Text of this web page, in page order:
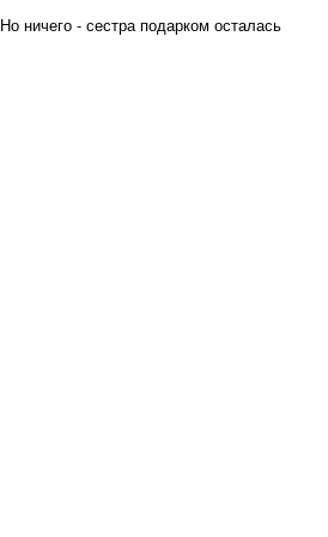
ничего - сестра подарком осталась